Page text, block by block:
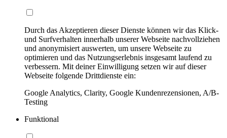
Durch das Akzeptieren dieser Dienste können wir das Klick-
und Surfverhalten innerhalb unserer Webseite nachvollziehen
und anonymisiert auswerten, um unsere Webseite zu
optimieren und das Nutzungserlebnis insgesamt laufend zu
verbessern. Mit deiner Einwilligung setzen wir auf dieser
Webseite folgende Drittdienste ein:
Google Analytics, Clarity, Google Kundenrezensionen, A/B-
Testing
Funktional